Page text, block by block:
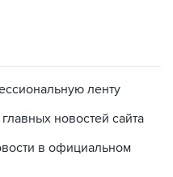
ленту
новостей сайта
в официальном